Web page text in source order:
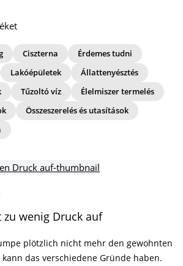
Ciszterna
Érdemes tudni
Lakóépületek
Állattenyésztés
Tűzoltó víz
Élelmiszer termelés
Összeszerelés és utasítások
wenig Druck auf
plötzlich nicht mehr den gewohnten
das verschiedene Gründe haben.